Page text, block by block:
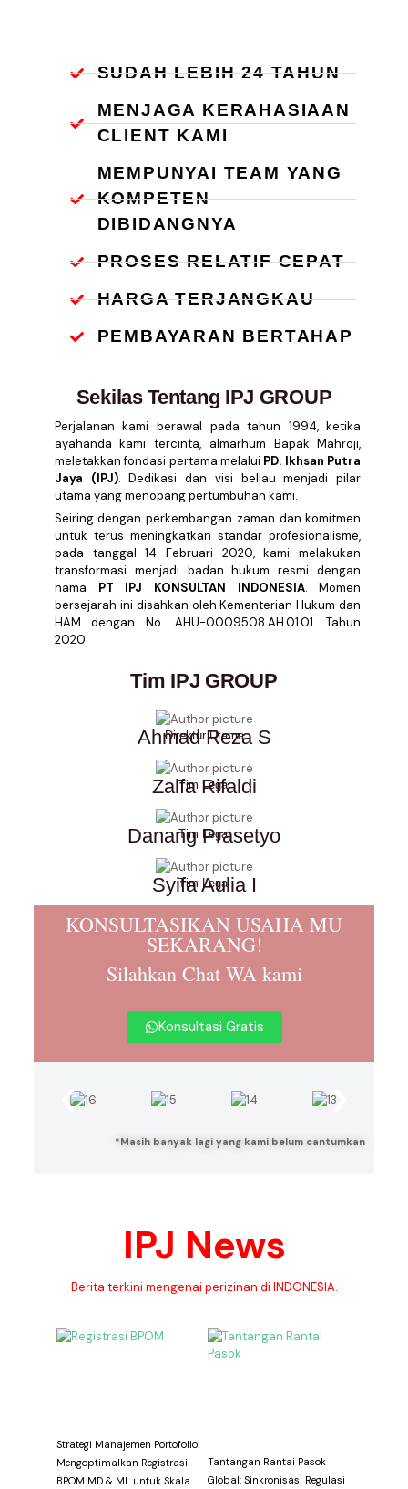
SUDAH LEBIH 24 TAHUN
MENJAGA KERAHASIAAN
CLIENT KAMI
MEMPUNYAI TEAM YANG
KOMPETEN
DIBIDANGNYA
PROSES RELATIF CEPAT
HARGA TERJANGKAU
PEMBAYARAN BERTAHAP
Sekilas Tentang IPJ GROUP
Perjalanan kami berawal pada tahun 1994, ketika
ayahanda kami tercinta, almarhum Bapak Mahroji,
meletakkan fondasi pertama melalui PD. Ikhsan Putra
Jaya (IPJ). Dedikasi dan visi beliau menjadi pilar
utama yang menopang pertumbuhan kami.
Seiring dengan perkembangan zaman dan komitmen
untuk terus meningkatkan standar profesionalisme,
pada tanggal 14 Februari 2020, kami melakukan
transformasi menjadi badan hukum resmi dengan
nama PT IPJ KONSULTAN INDONESIA. Momen
bersejarah ini disahkan oleh Kementerian Hukum dan
HAM dengan No. AHU-0009508.AH.01.01. Tahun
2020
Tim IPJ GROUP
Ahmad Reza S
Direktur Utama
Zalfa Rifaldi
Tim Legal
Danang Prasetyo
Tim Legal
Syifa Aulia I
Tim Legal
KONSULTASIKAN USAHA MU
SEKARANG!
Silahkan Chat WA kami
Konsultasi Gratis
*Masih banyak lagi yang kami belum cantumkan
IPJ News
Berita terkini mengenai perizinan di INDONESIA.
Strategi Manajemen Portofolio:
Mengoptimalkan Registrasi
BPOM MD & ML untuk Skala
Tantangan Rantai Pasok
Global: Sinkronisasi Regulasi